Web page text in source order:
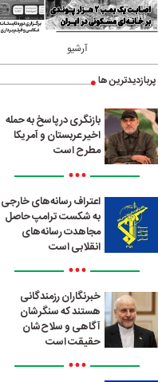
آرشیو
پربازدیدترین ها
بازنگری در پاسخ به حمله
اخیر عربستان و آمریکا
مطرح است
•••
اعتراف رسانه‌های خارجی
به شکست ترامپ حاصل
مجاهدت رسانه‌های
انقلابی است
•••
خبرنگاران رزمندگانی
هستند که سنگرشان
آگاهی و سلاح‌شان
حقیقت است
•••